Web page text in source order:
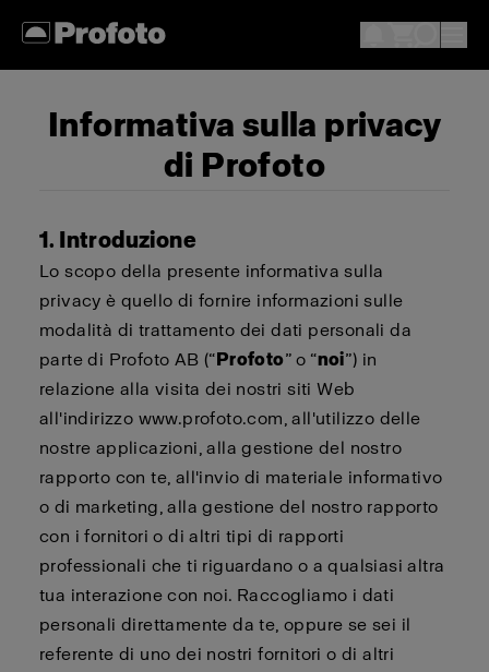
Informativa sulla privacy
di Profoto
1. Introduzione
Lo scopo della presente informativa sulla
privacy è quello di fornire informazioni sulle
modalità di trattamento dei dati personali da
parte di Profoto AB (“Profoto” o “noi”) in
relazione alla visita dei nostri siti Web
all'indirizzo www.profoto.com, all'utilizzo delle
nostre applicazioni, alla gestione del nostro
rapporto con te, all'invio di materiale informativo
o di marketing, alla gestione del nostro rapporto
con i fornitori o di altri tipi di rapporti
professionali che ti riguardano o a qualsiasi altra
tua interazione con noi. Raccogliamo i dati
personali direttamente da te, oppure se sei il
referente di uno dei nostri fornitori o di altri